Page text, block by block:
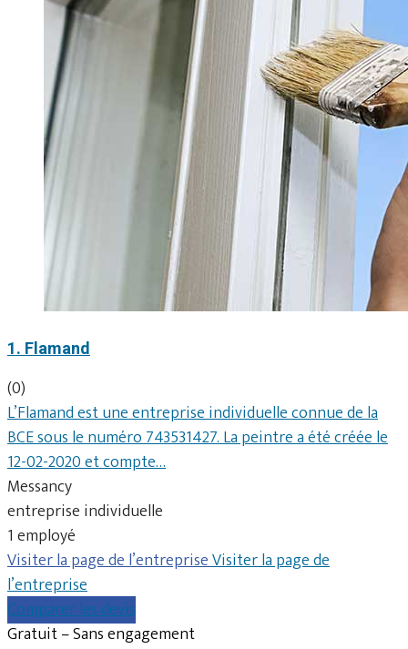
1. Flamand
(0)
L’Flamand est une entreprise individuelle connue de la
BCE sous le numéro 743531427. La peintre a été créée le
12-02-2020 et compte…
Messancy
entreprise individuelle
1 employé
Visiter la page de l’entrepriseVisiter la page de
l’entreprise
Comparer les devis
Gratuit – Sans engagement